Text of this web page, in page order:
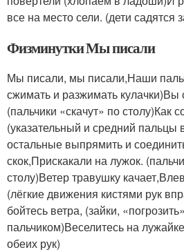
все на место сели. (дети садятся
Физминутки Мы писали
Мы писали, мы писали,Наши
сжимать и разжимать кулачки)Вы
(пальчики «скачут» по столу)Как
(указательный и средний пальцы
остальные выпрямить и
скок,Прискакали на лужок.
столу)Ветер травушку
(лёгкие движения кистями рук
бойтесь ветра, (зайки, «погрозить»
пальчиком)Веселитесь на
обеих рук)